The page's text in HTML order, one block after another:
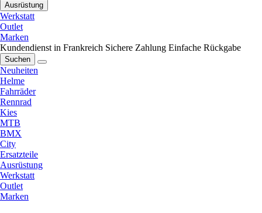
Ausrüstung
Werkstatt
Outlet
Marken
Kundendienst in Frankreich Sichere Zahlung Einfache Rückgabe
Suchen
Neuheiten
Helme
Fahrräder
Rennrad
Kies
MTB
BMX
City
Ersatzteile
Ausrüstung
Werkstatt
Outlet
Marken